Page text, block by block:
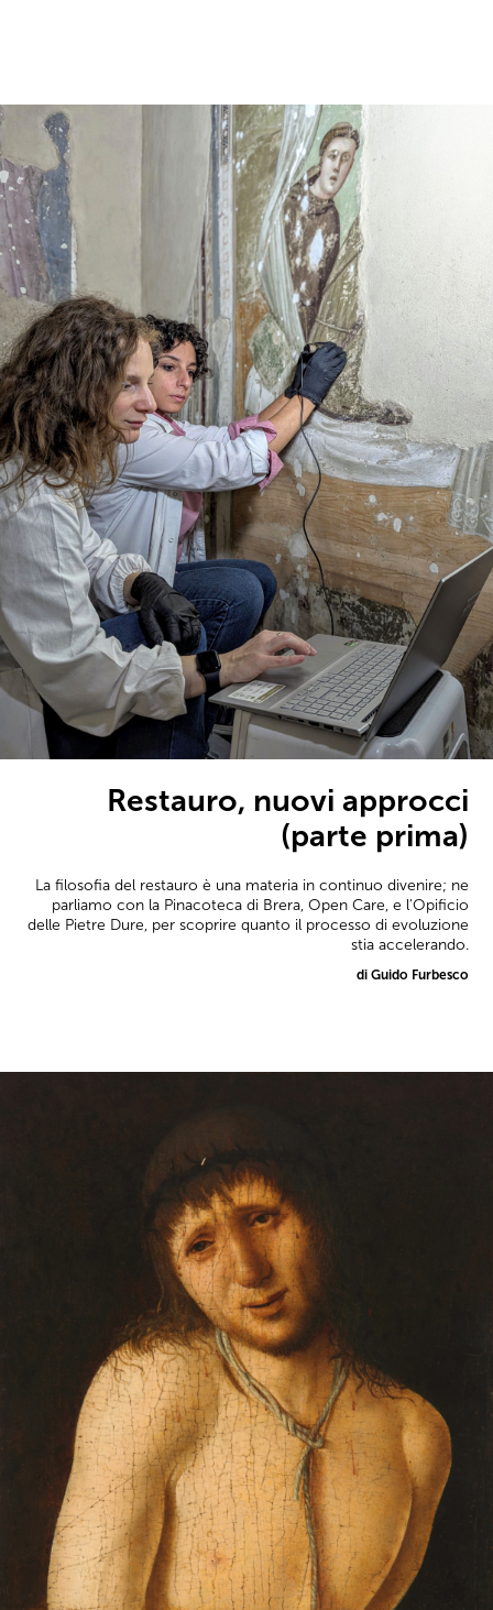
Restauro, nuovi approcci
(parte prima)
La filosofia del restauro è una materia in continuo divenire; ne
parliamo con la Pinacoteca di Brera, Open Care, e l'Opificio
delle Pietre Dure, per scoprire quanto il processo di evoluzione
stia accelerando.
di Guido Furbesco